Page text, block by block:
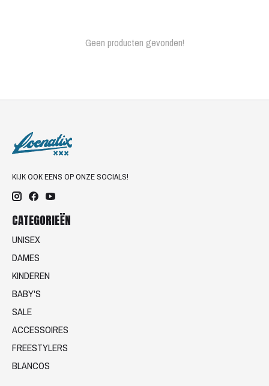
Geen producten gevonden!
KIJK OOK EENS OP ONZE SOCIALS!
CATEGORIEËN
UNISEX
DAMES
KINDEREN
BABY'S
SALE
ACCESSOIRES
FREESTYLERS
BLANCOS